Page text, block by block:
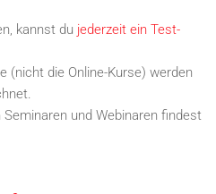
kannst du jederzeit ein Test-
(nicht die Online-Kurse) werden
und Webinaren findest